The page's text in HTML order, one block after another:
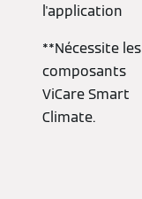
l'application
**Nécessite les
composants
ViCare Smart
Climate.